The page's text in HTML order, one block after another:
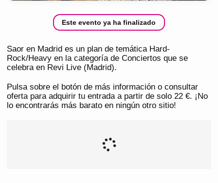
Este evento ya ha finalizado
Saor en Madrid es un plan de temática Hard-
Rock/Heavy en la categoría de Conciertos que se
celebra en Revi Live (Madrid).
Pulsa sobre el botón de más información o consultar
oferta para adquirir tu entrada a partir de solo 22 €. ¡No
lo encontrarás más barato en ningún otro sitio!